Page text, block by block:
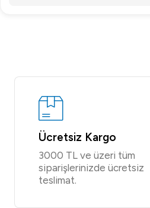
Ücretsiz Kargo
3000 TL ve üzeri tüm
siparişlerinizde ücretsiz
teslimat.